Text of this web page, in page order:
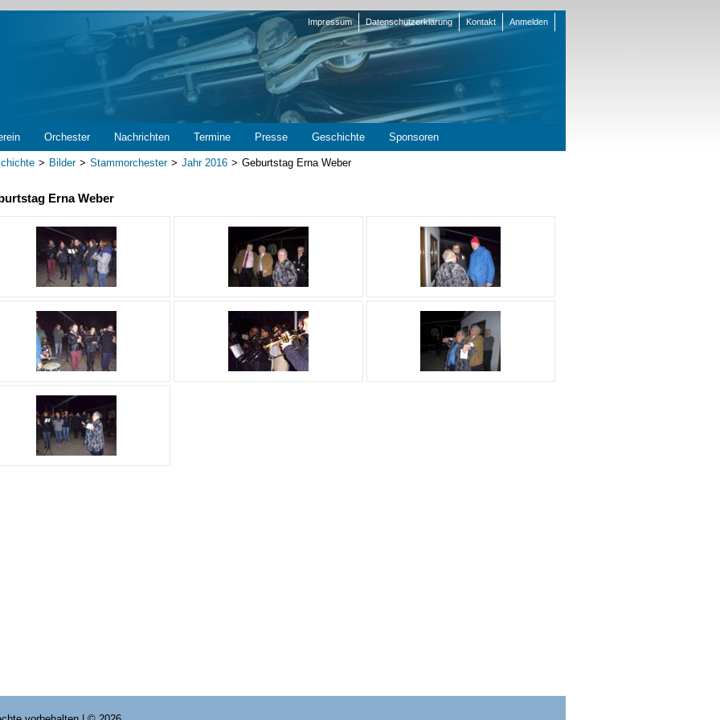
Navigation
überspringen
Impressum Datenschutzerklärung Kontakt Anmelden
Orchester Nachrichten Termine Presse Geschichte Sponsoren
Bilder Stammorchester Jahr 2016 Geburtstag Erna Weber
Erna Weber